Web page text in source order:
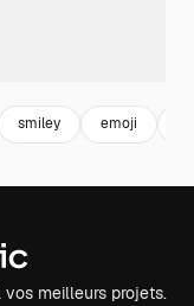
smiley emoji
meilleurs projets.